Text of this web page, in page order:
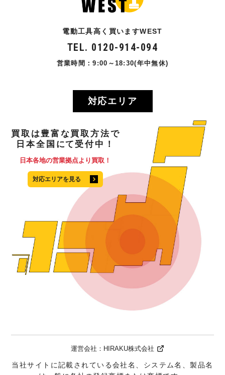
電動工具高く買いますWEST
TEL. 0120-914-094
営業時間：9:00～18:30(年中無休)
対応エリア
買取 は 豊富な買取方法で
日本全国 にて 受付中！
日本各地の営業拠点より買取！
対応エリアを見る
運営会社： HIRAKU株式会社
当社サイトに記載されている会社名、システム名、製品名